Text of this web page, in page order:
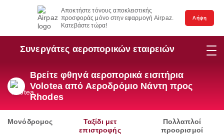
Αποκτήστε τόνους αποκλειστικής
προσφοράς μόνο στην εφαρμογή Airpaz.
Κατεβάστε τώρα!
Λήψη
Συνεργάτες αεροπορικών εταιρειών
Βρείτε φθηνά αεροπορικά εισιτήρια
Volotea από Αεροδρόμιο Νάντη προς
Rhodes
Μονόδρομος
Ταξίδι μετ
επιστροφής
Πολλαπλοί
προορισμοί